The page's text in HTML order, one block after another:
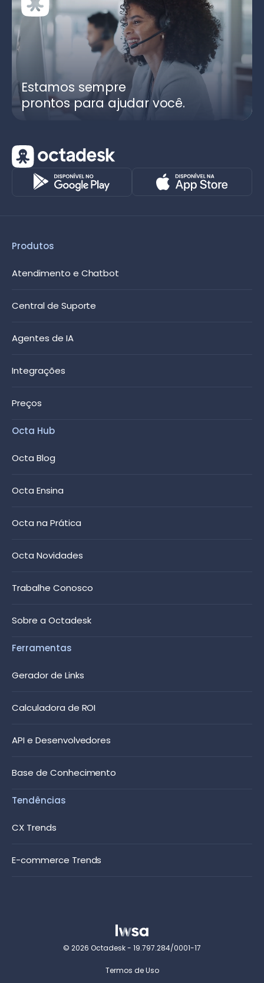
Estamos sempre
prontos para ajudar você.
Produtos
Atendimento e Chatbot
Central de Suporte
Agentes de IA
Integrações
Preços
Octa Hub
Octa Blog
Octa Ensina
Octa na Prática
Octa Novidades
Trabalhe Conosco
Sobre a Octadesk
Ferramentas
Gerador de Links
Calculadora de ROI
API e Desenvolvedores
Base de Conhecimento
Tendências
CX Trends
E-commerce Trends
© 2026 Octadesk - 19.797.284/0001-17
Termos de Uso